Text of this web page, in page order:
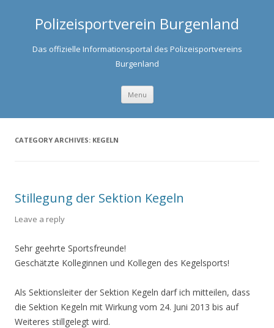
Polizeisportverein Burgenland
Das offizielle Informationsportal des Polizeisportvereins
Burgenland
Menu Skip to content
CATEGORY ARCHIVES: KEGELN
Stillegung der Sektion Kegeln
Leave a reply
Sehr geehrte Sportsfreunde!
Geschätzte Kolleginnen und Kollegen des Kegelsports!
Als Sektionsleiter der Sektion Kegeln darf ich mitteilen, dass
die Sektion Kegeln mit Wirkung vom 24. Juni 2013 bis auf
Weiteres stillgelegt wird.